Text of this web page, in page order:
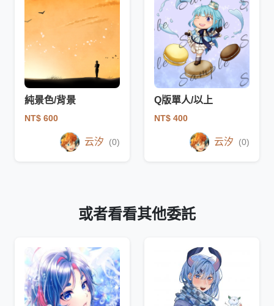
純景色/背景
NT$ 600
云汐 (0)
Q版單人/以上
NT$ 400
云汐 (0)
或者看看其他委託